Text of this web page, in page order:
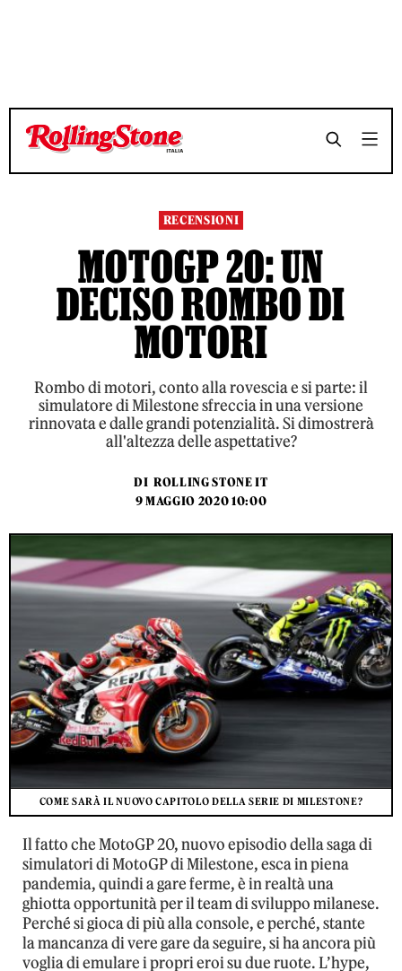
TEMPO DI LETTURA 5 MINUTI
TEMPO DI LETTURA 5 MINUTI
RECENSIONI
MOTOGP 20: UN
DECISO ROMBO DI
MOTORI
Rombo di motori, conto alla rovescia e si parte: il
simulatore di Milestone sfreccia in una versione
rinnovata e dalle grandi potenzialità. Si dimostrerà
all'altezza delle aspettative?
DI ROLLING STONE IT
9 MAGGIO 2020 10:00
COME SARÀ IL NUOVO CAPITOLO DELLA SERIE DI MILESTONE?
Il fatto che MotoGP 20, nuovo episodio della saga di
simulatori di MotoGP di Milestone, esca in piena
pandemia, quindi a gare ferme, è in realtà una
ghiotta opportunità per il team di sviluppo milanese.
Perché si gioca di più alla console, e perché, stante
la mancanza di vere gare da seguire, si ha ancora più
voglia di emulare i propri eroi su due ruote. L’hype,